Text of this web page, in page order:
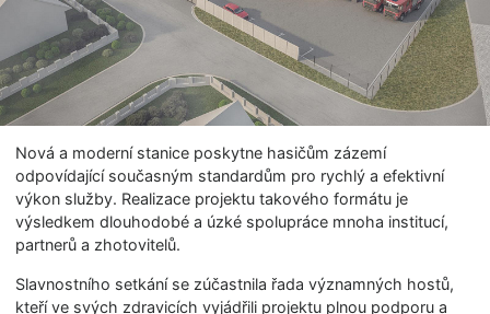
Nová a moderní stanice poskytne hasičům zázemí
odpovídající současným standardům pro rychlý a efektivní
výkon služby. Realizace projektu takového formátu je
výsledkem dlouhodobé a úzké spolupráce mnoha institucí,
partnerů a zhotovitelů.
Slavnostního setkání se zúčastnila řada významných hostů,
kteří ve svých zdravicích vyjádřili projektu plnou podporu a